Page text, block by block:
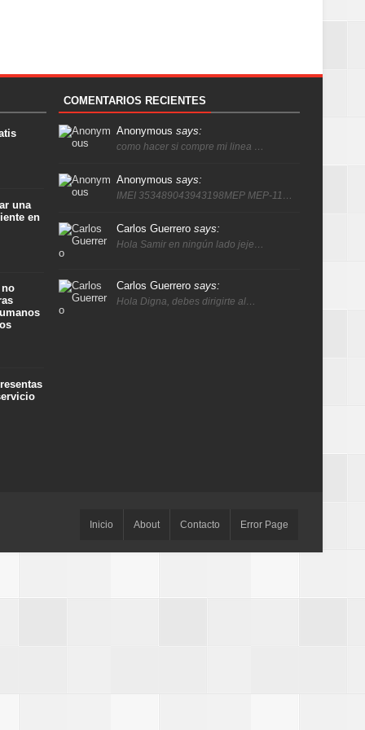
una
en
no
COMENTARIOS RECIENTES
Anonymous says:
como hacer si compre mi linea …
Anonymous says:
IMEI 353489043943198MEP MEP-11…
Carlos Guerrero says:
Hola Samir en ningún lado jeje…
Carlos Guerrero says:
Hola Digna, debes dirigirte al…
Inicio About Contacto Error Page